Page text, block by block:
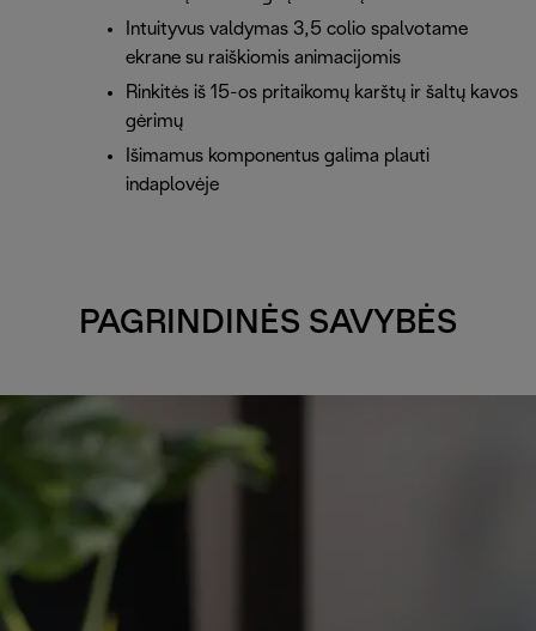
Intuityvus valdymas 3,5 colio spalvotame
ekrane su raiškiomis animacijomis
Rinkitės iš 15-os pritaikomų karštų ir šaltų kavos
gėrimų
Išimamus komponentus galima plauti
indaplovėje
PAGRINDINĖS SAVYBĖS